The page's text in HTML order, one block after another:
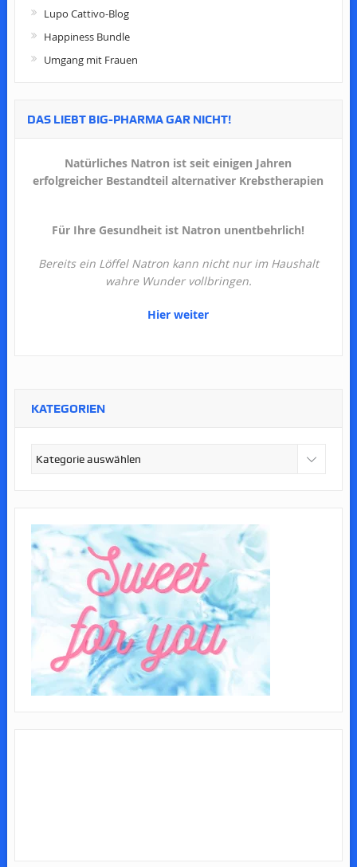
Lupo Cattivo-Blog
Happiness Bundle
Umgang mit Frauen
DAS LIEBT BIG-PHARMA GAR NICHT!
Natürliches Natron ist seit einigen Jahren
erfolgreicher Bestandteil alternativer Krebstherapien
Für Ihre Gesundheit ist Natron unentbehrlich!
Bereits ein Löffel Natron kann nicht nur im Haushalt
wahre Wunder vollbringen.
Hier weiter
KATEGORIEN